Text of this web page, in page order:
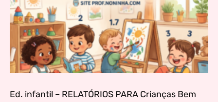
Ed. infantil – RELATÓRIOS PARA Crianças Bem